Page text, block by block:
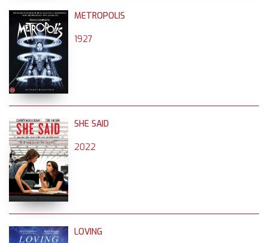
METROPOLIS
1927
SHE SAID
2022
LOVING